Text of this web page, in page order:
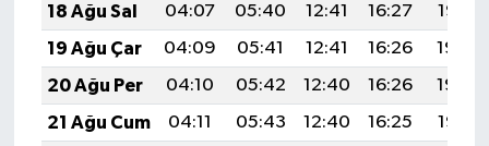
18 Ağu Sal
04:07 05:40 12:41 16:27
19:32
19 Ağu Çar
04:09 05:41 12:41 16:26
19:30
20 Ağu Per
04:10 05:42 12:40 16:26
19:29
21 Ağu Cum
04:11 05:43 12:40 16:25
19:28